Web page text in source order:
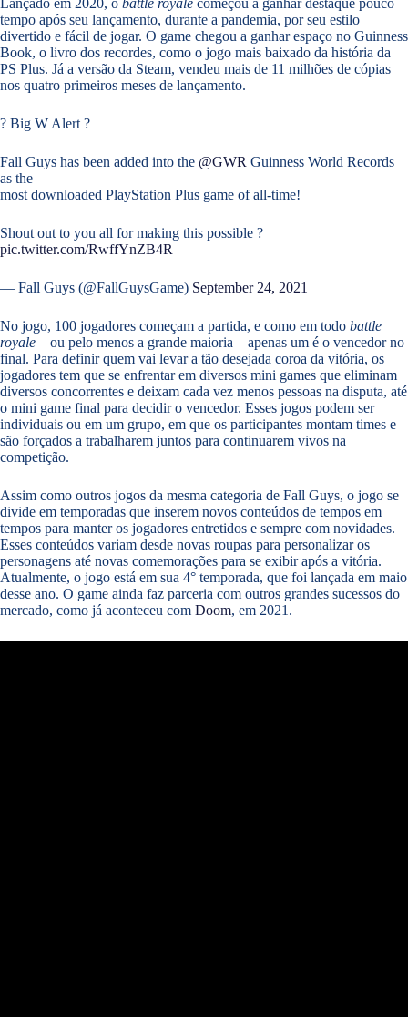
tempo após seu lançamento, durante a pandemia, por seu estilo
divertido e fácil de jogar. O game chegou a ganhar espaço no Guinness
Book, o livro dos recordes, como o jogo mais baixado da história da
PS Plus. Já a versão da Steam, vendeu mais de 11 milhões de cópias
nos quatro primeiros meses de lançamento.
? Big W Alert ?
Fall Guys has been added into the @GWR Guinness World Records
as the
most downloaded PlayStation Plus game of all-time!
Shout out to you all for making this possible ?
pic.twitter.com/RwffYnZB4R
— Fall Guys (@FallGuysGame) September 24, 2021
No jogo, 100 jogadores começam a partida, e como em todo battle
royale – ou pelo menos a grande maioria – apenas um é o vencedor no
final. Para definir quem vai levar a tão desejada coroa da vitória, os
jogadores tem que se enfrentar em diversos mini games que eliminam
diversos concorrentes e deixam cada vez menos pessoas na disputa, até
o mini game final para decidir o vencedor. Esses jogos podem ser
individuais ou em um grupo, em que os participantes montam times e
são forçados a trabalharem juntos para continuarem vivos na
competição.
Assim como outros jogos da mesma categoria de Fall Guys, o jogo se
divide em temporadas que inserem novos conteúdos de tempos em
tempos para manter os jogadores entretidos e sempre com novidades.
Esses conteúdos variam desde novas roupas para personalizar os
personagens até novas comemorações para se exibir após a vitória.
Atualmente, o jogo está em sua 4° temporada, que foi lançada em maio
desse ano. O game ainda faz parceria com outros grandes sucessos do
mercado, como já aconteceu com Doom, em 2021.